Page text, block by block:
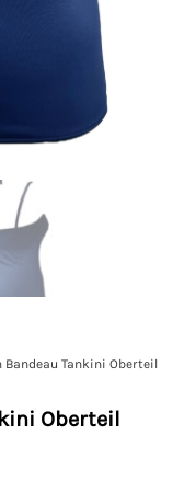
Bandeau Tankini Oberteil
Oberteil